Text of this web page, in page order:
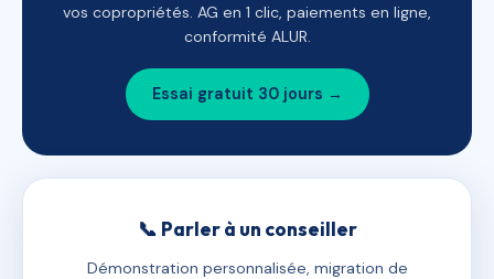
vos copropriétés. AG en 1 clic, paiements en ligne,
conformité ALUR.
Essai gratuit 30 jours →
📞 Parler à un conseiller
Démonstration personnalisée, migration de